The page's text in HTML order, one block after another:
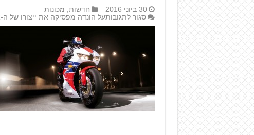
30 ביוני 2016 חדשות, מכונות
סגור לתגובותעל הונדה מפסיקה את ייצורו של ה-CBR600RR